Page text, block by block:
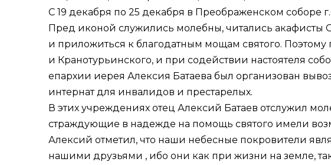
С 19 декабря по 25 декабря в Преображенском соборе
Пред иконой служились молебны, читались акафисты
и приложиться к благодатным мощам святого.
и Кранотурьинского, и при содействии настоятеля
епархии иерея Алексия Батаева был организован
интернат для инвалидов и престарелых.
В этих учреждениях отец Алексий Батаев отслужил
страждующие в надежде на помощь святого имели
Алексий отметил, что наши небесные покровители
нашими друзьями , ибо они как при жизни на земле,